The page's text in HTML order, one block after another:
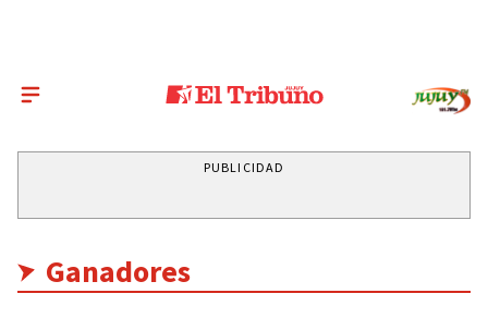
PUBLICIDAD
Ganadores